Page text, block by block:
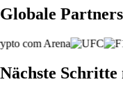
Globale
Nächste